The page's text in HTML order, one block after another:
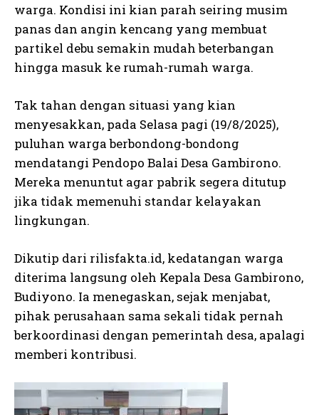
warga. Kondisi ini kian parah seiring musim
panas dan angin kencang yang membuat
partikel debu semakin mudah beterbangan
hingga masuk ke rumah-rumah warga.
Tak tahan dengan situasi yang kian
menyesakkan, pada Selasa pagi (19/8/2025),
puluhan warga berbondong-bondong
mendatangi Pendopo Balai Desa Gambirono.
Mereka menuntut agar pabrik segera ditutup
jika tidak memenuhi standar kelayakan
lingkungan.
Dikutip dari rilisfakta.id, kedatangan warga
diterima langsung oleh Kepala Desa Gambirono,
Budiyono. Ia menegaskan, sejak menjabat,
pihak perusahaan sama sekali tidak pernah
berkoordinasi dengan pemerintah desa, apalagi
memberi kontribusi.